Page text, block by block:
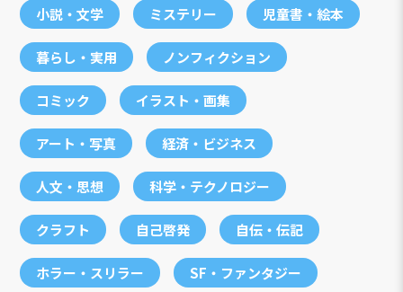
小説・文学 ミステリー 児童書・絵本
暮らし・実用 ノンフィクション
コミック イラスト・画集
アート・写真 経済・ビジネス
人文・思想 科学・テクノロジー
クラフト 自己啓発 自伝・伝記
ホラー・スリラー SF・ファンタジー